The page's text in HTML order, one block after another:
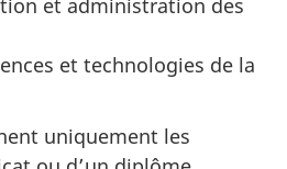
et technologies de la
uniquement les